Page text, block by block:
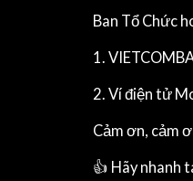
Ban Tổ Chức
1.
2. Ví điện tử
Cảm ơn, cảm
👍 Hãy nhanh